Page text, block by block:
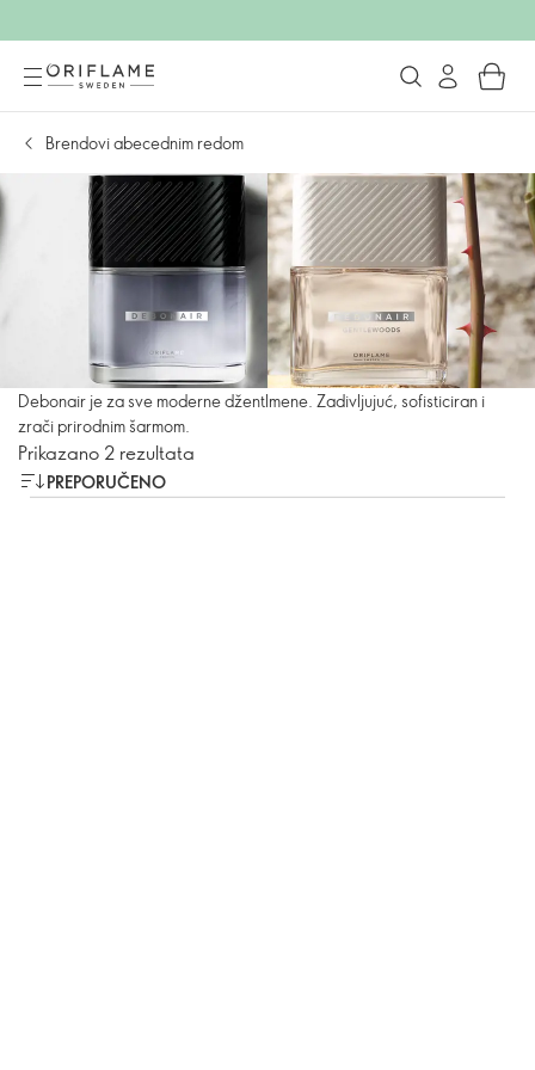
Brendovi abecednim redom
Debonair je za sve moderne džentlmene. Zadivljujuć, sofisticiran i
zrači prirodnim šarmom.
Prikazano 2 rezultata
PREPORUČENO